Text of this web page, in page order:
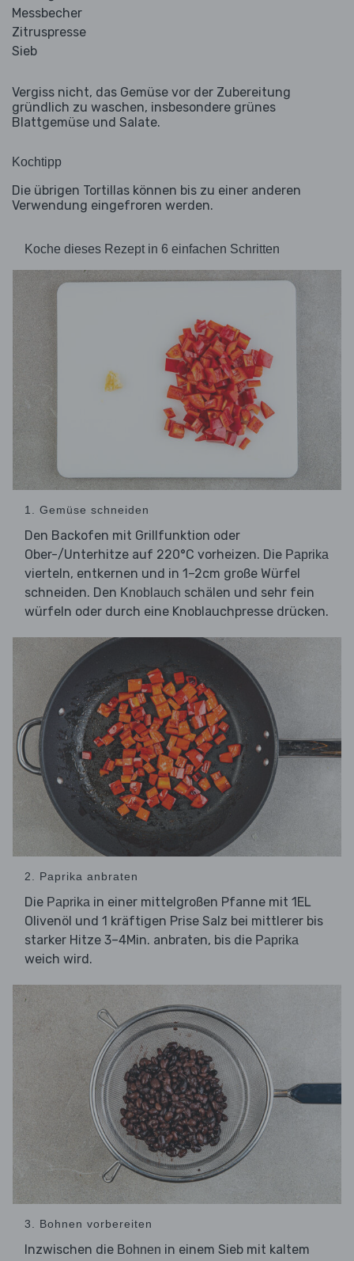
Messbecher
Zitruspresse
Sieb
Vergiss nicht, das Gemüse vor der Zubereitung
gründlich zu waschen, insbesondere grünes
Blattgemüse und Salate.
Kochtipp
Die übrigen Tortillas können bis zu einer anderen
Verwendung eingefroren werden.
Koche dieses Rezept in 6 einfachen Schritten
1. Gemüse schneiden
Den Backofen mit Grillfunktion oder
Ober-/Unterhitze auf 220°C vorheizen. Die Paprika
vierteln, entkernen und in 1–2cm große Würfel
schneiden. Den Knoblauch schälen und sehr fein
würfeln oder durch eine Knoblauchpresse drücken.
2. Paprika anbraten
Die Paprika in einer mittelgroßen Pfanne mit 1EL
Olivenöl und 1 kräftigen Prise Salz bei mittlerer bis
starker Hitze 3–4Min. anbraten, bis die Paprika
weich wird.
3. Bohnen vorbereiten
Inzwischen die Bohnen in einem Sieb mit kaltem